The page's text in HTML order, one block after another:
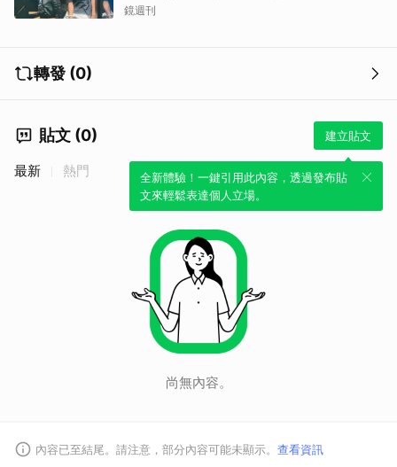
鏡週刊
轉發 (0)
貼文 (0) 建立貼文
全新體驗！一鍵引用此內容，透過發布貼
文來輕鬆表達個人立場。
最新 熱門
尚無內容。
內容已至結尾。請注意，部分內容可能未顯示。 查看資訊